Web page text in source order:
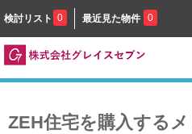
検討リスト 0 最近見た物件 0
ZEH住宅を購入する